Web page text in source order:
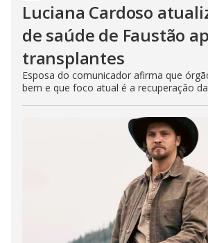
Luciana Cardoso
de saúde de Faustão
transplantes
Esposa do comunicador afirma que
bem e que foco atual é a recuperação